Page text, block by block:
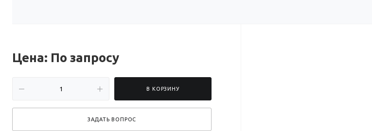
Цена: По запросу
В КОРЗИНУ
ЗАДАТЬ ВОПРОС